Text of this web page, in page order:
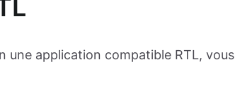
une application compatible RTL, vous